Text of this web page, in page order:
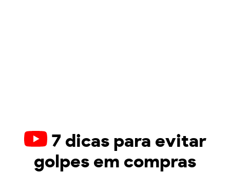
7 dicas para evitar
golpes em compras